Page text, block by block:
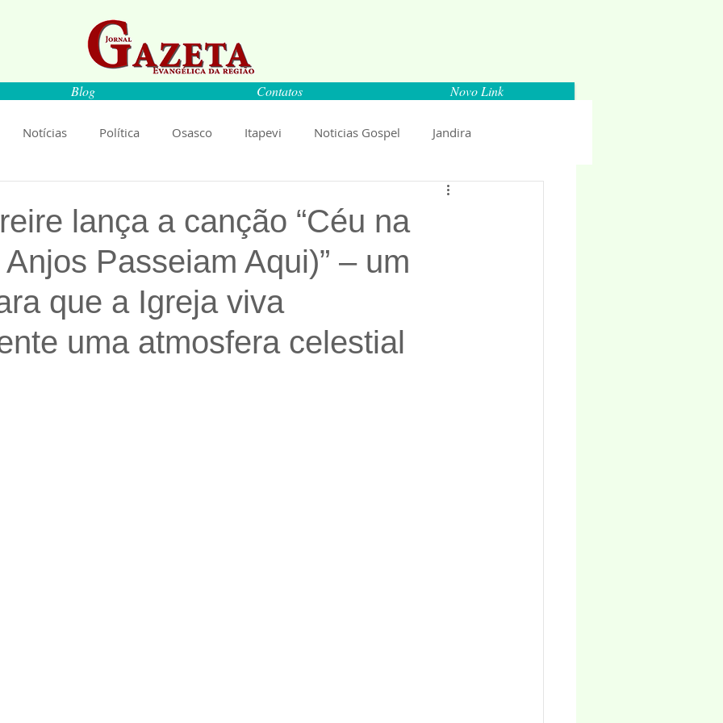
Blog Contatos Novo Link
Notícias Política Osasco Itapevi Noticias Gospel Jandira
Espaço Parlamentar
Ciência Saúde Educação Anuncio 2018
lança a canção “Céu na
Passeiam Aqui)” – um
que a Igreja viva
uma atmosfera celestial
5 estrelas.